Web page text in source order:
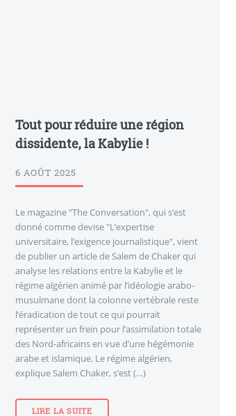
Tout pour réduire une région
dissidente, la Kabylie !
6 AOÛT 2025
Le magazine "The Conversation", qui s’est
donné comme devise "L’expertise
universitaire, l’exigence journalistique", vient
de publier un article de Salem de Chaker qui
analyse les relations entre la Kabylie et le
régime algérien animé par l’idéologie arabo-
musulmane dont la colonne vertébrale reste
l’éradication de tout ce qui pourrait
représenter un frein pour l’assimilation totale
des Nord-africains en vue d’une hégémonie
arabe et islamique. Le régime algérien,
explique Salem Chaker, s’est (…)
LIRE LA SUITE